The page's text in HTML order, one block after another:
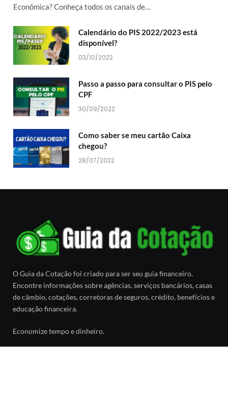
Econômica? Conheça todos os canais de…
Calendário do PIS 2022/2023 está
disponível?
03/10/2022
Passo a passo para consultar o PIS pelo
CPF
30/09/2022
Como saber se meu cartão Caixa
chegou?
28/07/2022
O Guia da Cotação foi criado para ser seu guia financeiro.
Encontre informações sobre agências, serviços bancários, casas
de câmbio, cotações, corretoras de seguros, crédito, benefícios e
educação financeira.
Economize tempo e dinheiro.